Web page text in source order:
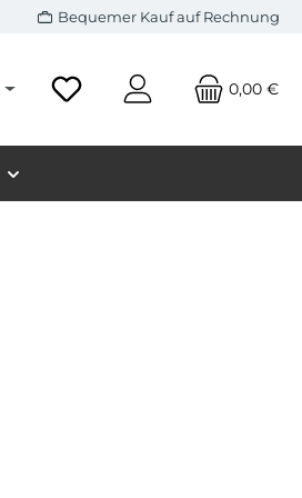
Bequemer Kauf auf Rechnung
0,00 €